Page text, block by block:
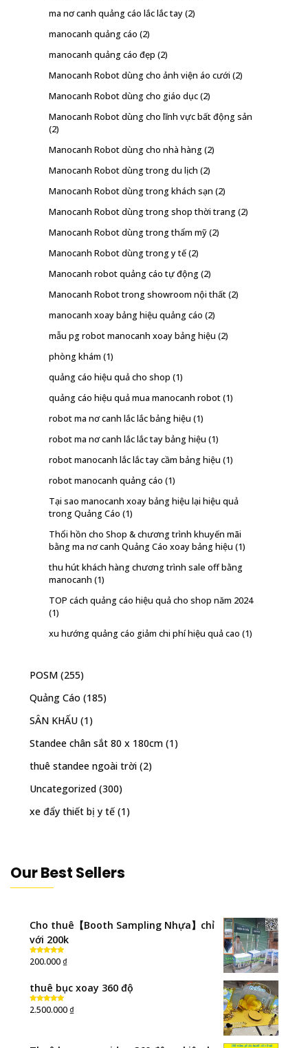
ma nơ canh quảng cáo lắc lắc tay(2)
manocanh quảng cáo (2)
manocanh quảng cáo đẹp (2)
Manocanh Robot dùng cho ảnh viện áo cưới (2)
Manocanh Robot dùng cho giáo dục(2)
Manocanh Robot dùng cho lĩnh vực bất động sản
(2)
Manocanh Robot dùng cho nhà hàng(2)
Manocanh Robot dùng trong du lịch (2)
Manocanh Robot dùng trong khách sạn (2)
Manocanh Robot dùng trong shop thời trang(2)
Manocanh Robot dùng trong thẩm mỹ(2)
Manocanh Robot dùng trong y tế(2)
Manocanh robot quảng cáo tự động(2)
Manocanh Robot trong showroom nội thất(2)
manocanh xoay bảng hiệu quảng cáo (2)
mẫu pg robot manocanh xoay bảng hiệu (2)
phòng khám (1)
quảng cáo hiệu quả cho shop (1)
quảng cáo hiệu quả mua manocanh robot(1)
robot ma nơ canh lắc lắc bảng hiệu (1)
robot ma nơ canh lắc lắc tay bảng hiệu (1)
robot manocanh lắc lắc tay cầm bảng hiệu (1)
robot manocanh quảng cáo (1)
Tại sao manocanh xoay bảng hiệu lại hiệu quả
trong Quảng Cáo (1)
Thổi hồn cho Shop & chương trình khuyến mãi
bằng ma nơ canh Quảng Cáo xoay bảng hiệu (1)
thu hút khách hàng chương trình sale off bằng
manocanh (1)
TOP cách quảng cáo hiệu quả cho shop năm 2024
(1)
xu hướng quảng cáo giảm chi phí hiệu quả cao (1)
POSM (255)
Quảng Cáo (185)
SÂN KHẤU (1)
Standee chân sắt 80 x 180cm (1)
thuê standee ngoài trời (2)
Uncategorized (300)
xe đẩy thiết bị y tế (1)
Our Best Sellers
Cho thuê【Booth Sampling Nhựa】chỉ
với 200k
Rated5.00
out of 5
200.000₫
thuê bục xoay 360 độ
Rated5.00
out of 5
2.500.000₫